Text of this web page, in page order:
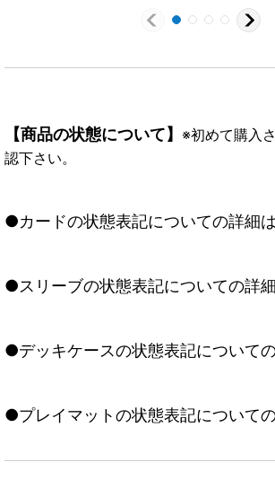
【商品の状態について】 ※初めて購入
認下さい。
●カードの状態表記についての詳細は
●スリーブの状態表記についての詳
●デッキケースの状態表記について
●プレイマットの状態表記について